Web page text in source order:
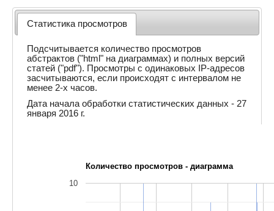
Статистика просмотров
Подсчитывается количество просмотров
абстрактов ("html" на диаграммах) и полных версий
статей ("pdf"). Просмотры с одинаковых IP-адресов
засчитываются, если происходят с интервалом не
менее 2-х часов.
Дата начала обработки статистических данных - 27
января 2016 г.
Количество просмотров - диаграмма
10